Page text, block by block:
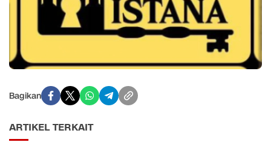
Bagikan
ARTIKEL TERKAIT